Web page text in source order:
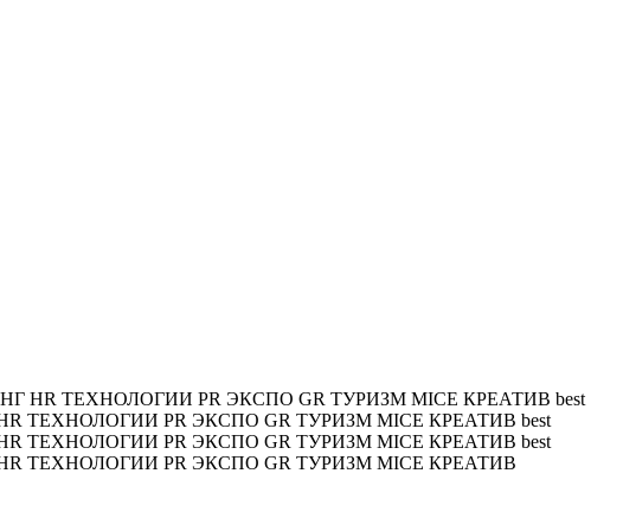
HR ТЕХНОЛОГИИ PR ЭКСПО GR ТУРИЗМ MICE КРЕАТИВ best
ТЕХНОЛОГИИ PR ЭКСПО GR ТУРИЗМ MICE КРЕАТИВ best
ТЕХНОЛОГИИ PR ЭКСПО GR ТУРИЗМ MICE КРЕАТИВ best
ТЕХНОЛОГИИ PR ЭКСПО GR ТУРИЗМ MICE КРЕАТИВ